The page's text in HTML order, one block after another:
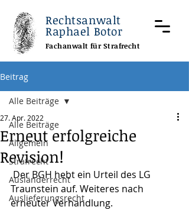
Fachanwalt für Strafrecht
Rechtsanwalt
Raphael Botor
Beitrag
Alle Beiträge
Allgemein
Strafrecht
Ausländerrecht
Auslieferungsrecht
Alle Beiträge
Erneut erfolgreiche
Revision!
27. Apr. 2022
Der BGH hebt ein Urteil des LG
Traunstein auf. Weiteres nach
erneuter Verhandlung.